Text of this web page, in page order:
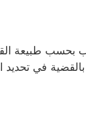
بحسب طبيعة
في تحديد